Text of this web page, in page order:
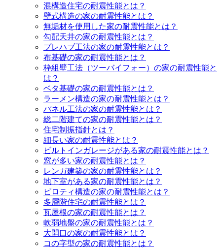
混構造住宅の耐震性能とは？
壁式構造の家の耐震性能とは？
無垢材を使用した家の耐震性能とは？
勾配天井の家の耐震性能とは？
プレハブ工法の家の耐震性能とは？
布基礎の家の耐震性能とは？
枠組壁工法（ツーバイフォー）の家の耐震性能と
は？
ベタ基礎の家の耐震性能とは？
ラーメン構造の家の耐震性能とは？
パネル工法の家の耐震性能とは？
総二階建ての家の耐震性能とは？
住宅制振指針とは？
細長い家の耐震性能とは？
ビルトインガレージがある家の耐震性能とは？
窓が多い家の耐震性能とは？
レンガ建築の家の耐震性能とは？
地下室がある家の耐震性能とは？
ピロティ構造の家の耐震性能とは？
多層階住宅の耐震性能とは？
瓦屋根の家の耐震性能とは？
軟弱地盤の家の耐震性能とは？
大開口の家の耐震性能とは？
コの字型の家の耐震性能とは？